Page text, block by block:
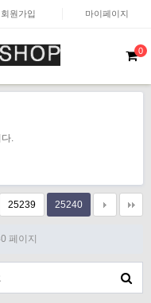
회원가입 마이페이지
0
.
25239 25240
페이지